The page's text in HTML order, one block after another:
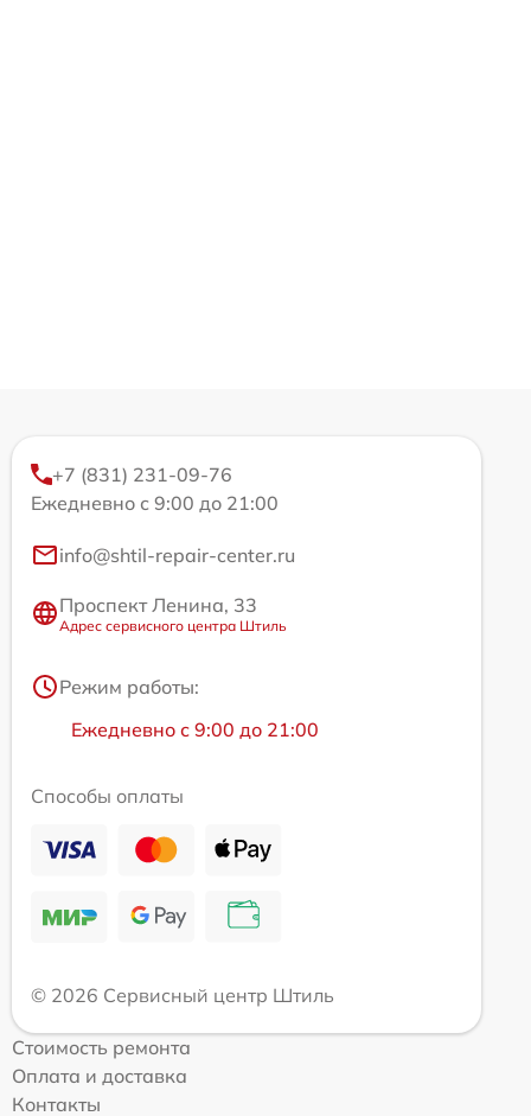
+7 (831) 231-09-76
Ежедневно с 9:00 до 21:00
info@shtil-repair-center.ru
Проспект Ленина, 33
Адрес сервисного центра Штиль
Режим работы:
Ежедневно с 9:00 до 21:00
Способы оплаты
© 2026 Сервисный центр Штиль
Стоимость ремонта
Оплата и доставка
Контакты